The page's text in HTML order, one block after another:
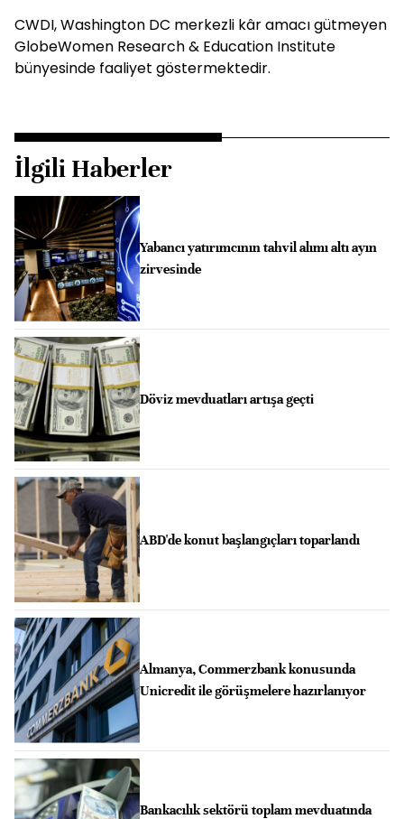
CWDI, Washington DC merkezli kâr amacı gütmeyen
GlobeWomen Research & Education Institute
bünyesinde faaliyet göstermektedir.
İlgili Haberler
Yabancı yatırımcının tahvil alımı altı ayın
zirvesinde
Döviz mevduatları artışa geçti
ABD'de konut başlangıçları toparlandı
Almanya, Commerzbank konusunda
Unicredit ile görüşmelere hazırlanıyor
Bankacılık sektörü toplam mevduatında